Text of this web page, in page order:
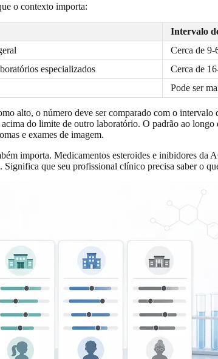
o contexto importa:
Intervalo
Cerca de
especializados
Cerca de
Pode ser
alto, o número deve ser comparado com o
do limite de outro laboratório. O padrão ao
e exames de imagem.
importa. Medicamentos esteroides e inibidores
Significa que seu profissional clínico precisa saber o